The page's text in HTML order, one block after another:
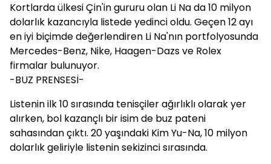
Kortlarda ülkesi Çin'in gururu olan Li Na da 10 milyon
dolarlık kazancıyla listede yedinci oldu. Geçen 12 ayı
en iyi biçimde değerlendiren Li Na'nın portfolyosunda
Mercedes-Benz, Nike, Haagen-Dazs ve Rolex
firmalar bulunuyor.
-BUZ PRENSESİ-
Listenin ilk 10 sırasında tenisçiler ağırlıklı olarak yer
alırken, bol kazançlı bir isim de buz pateni
sahasından çıktı. 20 yaşındaki Kim Yu-Na, 10 milyon
dolarlık geliriyle listenin sekizinci sırasında.